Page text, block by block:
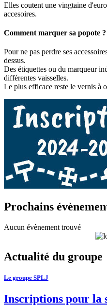
Elles coutent une vingtaine
accesoires.
Comment marquer sa popote ?
Pour ne pas perdre ses
dessus.
Des étiquettes ou du marqueur
différentes vaisselles.
Le plus efficace reste le vernis à
Prochains
Aucun évènement trouvé
Actualité du groupe
Le groupe SPLJ
Inscriptions pour la